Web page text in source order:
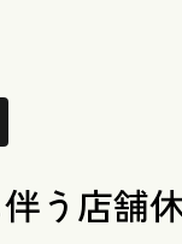
う店舗